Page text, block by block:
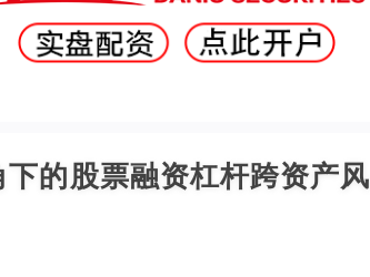
的股票融资杠杆跨资产风